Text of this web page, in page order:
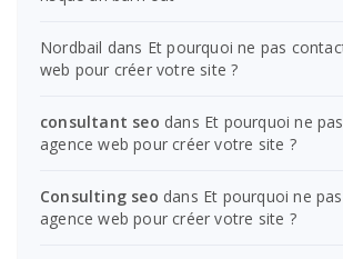
Nordbail dans Et pourquoi ne pas
web pour créer votre site ?
consultant seo dans Et pourquoi ne
agence web pour créer votre site ?
Consulting seo dans Et pourquoi ne
agence web pour créer votre site ?